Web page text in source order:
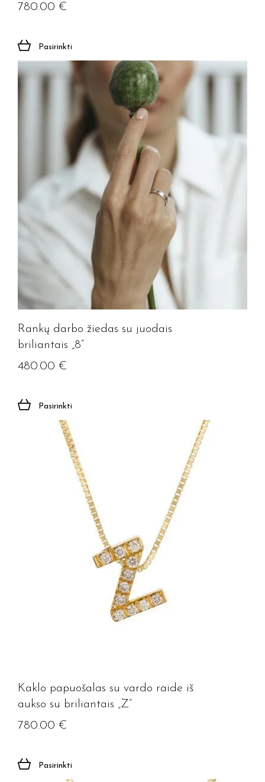
780.00 €
Pasirinkti
Rankų darbo žiedas su juodais
briliantais „8”
480.00 €
Pasirinkti
Kaklo papuošalas su vardo raide iš
aukso su briliantais „Z”
780.00 €
Pasirinkti